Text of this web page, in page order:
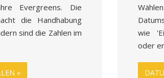
Evergreens. Die
die Handhabung
sind die Zahlen im
wie
oder